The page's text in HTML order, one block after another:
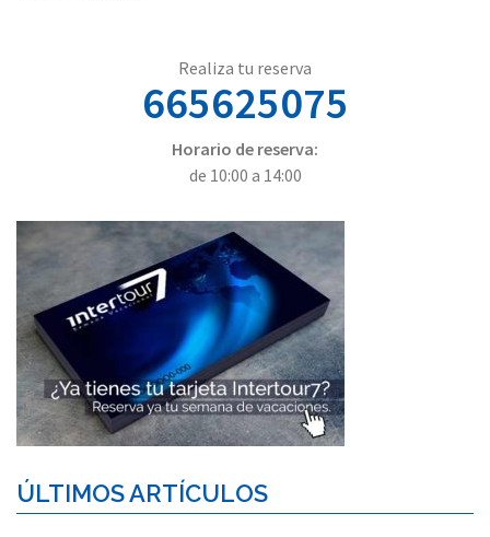
Realiza tu reserva
665625075
Horario de reserva:
de 10:00 a 14:00
ÚLTIMOS ARTÍCULOS